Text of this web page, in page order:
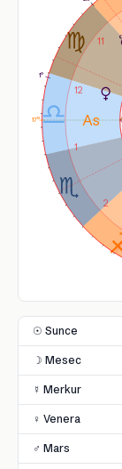
1
2
11
12
1°
17°
☉ Sunce
☽ Mesec
☿ Merkur
♀ Venera
♂ Mars